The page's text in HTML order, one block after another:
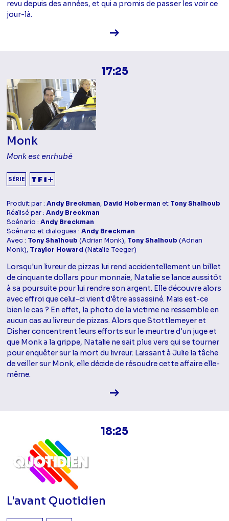
revu depuis des années, et qui a promis de passer les voir ce
jour-là.
Voir la fiche diffusion
17:25
Monk
Monk est enrhubé
SÉRIE
Produit par :Andy Breckman, David Hoberman et Tony Shalhoub
Réalisé par :Andy Breckman
Scénario :Andy Breckman
Scénario et dialogues :Andy Breckman
Avec : Tony Shalhoub (Adrian Monk), Tony Shalhoub (Adrian
Monk), Traylor Howard (Natalie Teeger)
Lorsqu'un livreur de pizzas lui rend accidentellement un billet
de cinquante dollars pour monnaie, Natalie se lance aussitôt
à sa poursuite pour lui rendre son argent. Elle découvre alors
avec effroi que celui-ci vient d'être assassiné. Mais est-ce
bien le cas ? En effet, la photo de la victime ne ressemble en
aucun cas au livreur de pizzas. Alors que Stottlemeyer et
Disher concentrent leurs efforts sur le meurtre d'un juge et
que Monk a la grippe, Natalie ne sait plus vers qui se tourner
pour enquêter sur la mort du livreur. Laissant à Julie la tâche
de veiller sur Monk, elle décide de résoudre cette affaire elle-
même.
Voir la fiche diffusion
18:25
L'avant Quotidien